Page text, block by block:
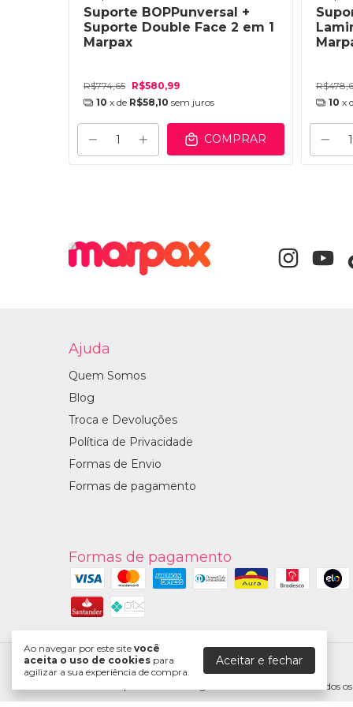
Ao navegar por este site você
aceita o uso de cookies para
agilizar a sua experiência de compra.
Aceitar e fechar
Suporte BOPPunversal +
Suporte Double Face 2 em 1
Marpax
R$774,65 R$580,99
10 x de R$58,10 sem juros
COMPRAR
10 x
Ajuda
Quem Somos
Blog
Troca e Devoluções
Política de Privacidade
Formas de Envio
Formas de pagamento
Formas de pagamento
Marpax
©2026. Marpax Comercio Digital - 07738481000186. Todos os